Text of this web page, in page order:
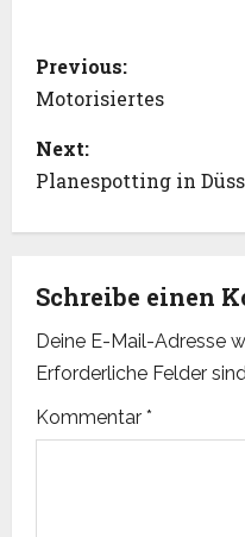
P
o
s
a
v
i
g
Previous:
Motorisiertes
Next:
Planespotting in
Schreibe einen
Deine E-Mail-Adresse
Erforderliche Felder
Kommentar *